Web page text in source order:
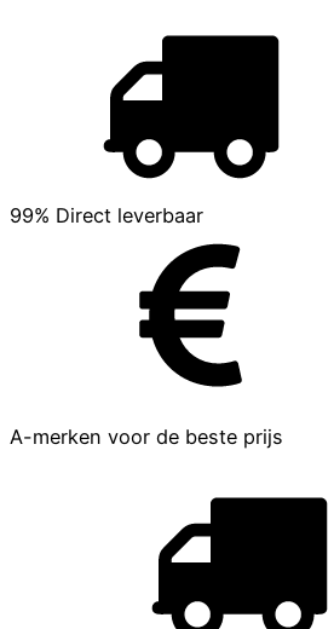
99% Direct leverbaar
A-merken voor de beste prijs